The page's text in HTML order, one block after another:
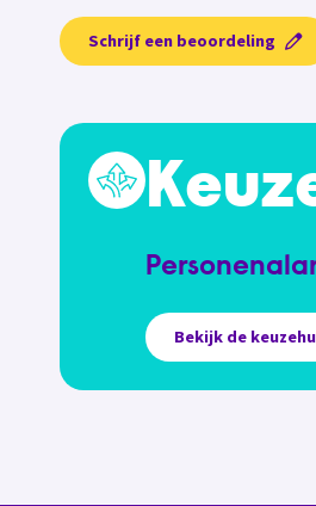
Schrijf een beoordeling
Bekijk de